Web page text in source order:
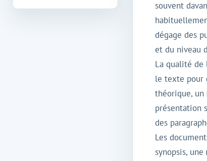
souvent
dégage des
et du niveau
La qualité de
le texte pour
théorique, un
présentation
des
Les
synopsis, une